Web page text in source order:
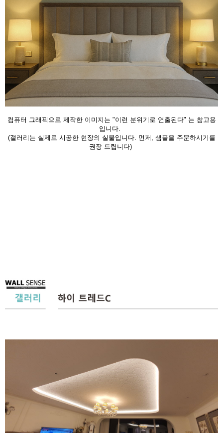
컴퓨터 그래픽으로 제작한 이미지는 "이런 분위기로 연출된다" 는 참고용
입니다.
(갤러리는 실제로 시공한 현장의 실물입니다. 먼저, 샘플을 주문하시기를
권장 드립니다)